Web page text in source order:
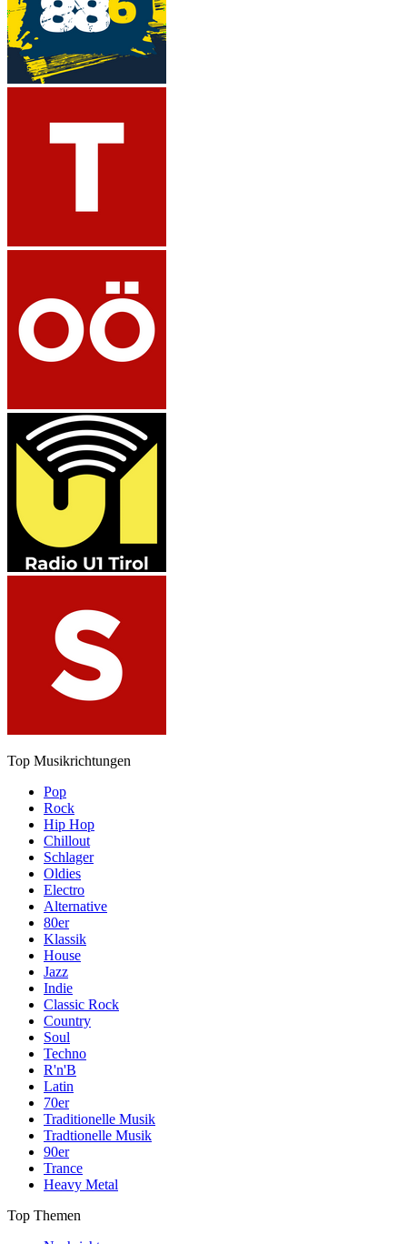
Top Musikrichtungen
Pop
Rock
Hip Hop
Chillout
Schlager
Oldies
Electro
Alternative
80er
Klassik
House
Jazz
Indie
Classic Rock
Country
Soul
Techno
R'n'B
Latin
70er
Traditionelle Musik
Tradtionelle Musik
90er
Trance
Heavy Metal
Top Themen